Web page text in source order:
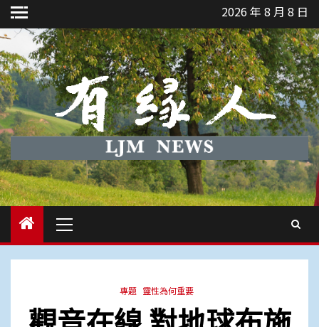
Skip
to
content
2026 年 8 月 8 日
Menu
專題 靈性為何重要